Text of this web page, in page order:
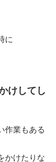
に
けしてし
作業もある
かけたりな